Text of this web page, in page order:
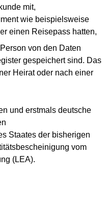
mit,
wie beispielsweise
einen Reisepass hatten,
von den Daten
gespeichert sind. Das
Heirat oder nach einer
und erstmals deutsche
Staates der bisherigen
vom
(LEA).